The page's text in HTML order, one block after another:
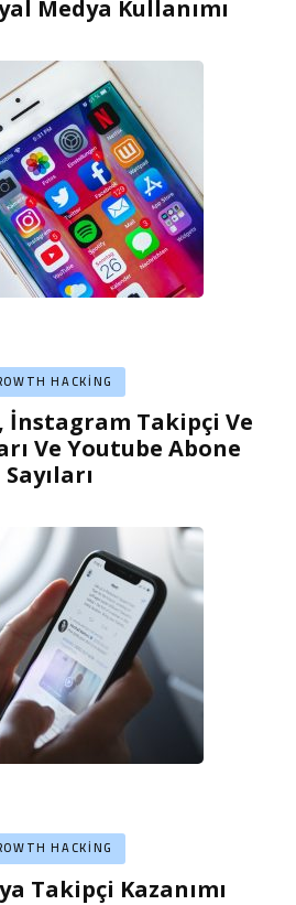
Medya Kullanımı
HACKING
İnstagram Takipçi Ve
Ve Youtube Abone
Sayıları
HACKING
Takipçi Kazanımı